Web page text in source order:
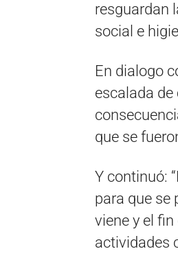
resguardan
social e
En dialogo
escalada
que se
Y continuó:
para que se
viene y el
actividades